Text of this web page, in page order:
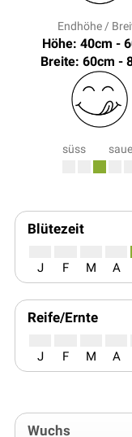
Endhöhe /
Höhe: 40cm -
Breite: 60cm -
süss
Blütezeit
J F M A
Reife/Ernte
J F M A
Wuchs